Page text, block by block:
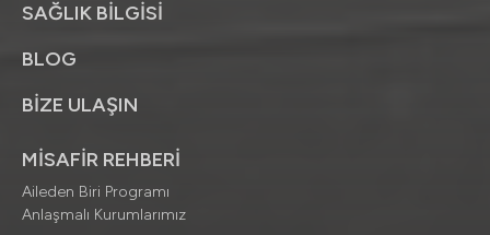
SAĞLIK BİLGİSİ
BLOG
BİZE ULAŞIN
MİSAFİR REHBERİ
Aileden Biri Programı
Anlaşmalı Kurumlarımız